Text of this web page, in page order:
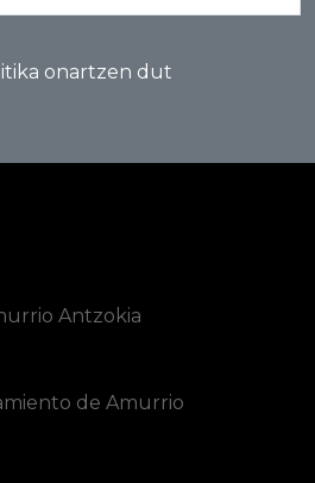
onartzen dut